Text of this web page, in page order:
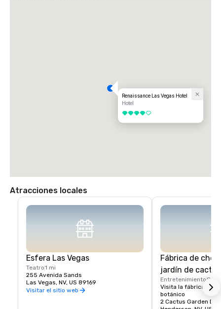
Renaissance Las Vegas Hotel
Hotel
4 de 5
Atracciones locales
Esfera Las Vegas
Teatro1 mi
255 Avenida Sands
Las Vegas, NV, US 89169
Visitar el sitio web
Fábrica de
jardín de cactus
Entretenimiento 8 mi
Visita la fábrica de
botánico
2 Cactus Garden Dr.